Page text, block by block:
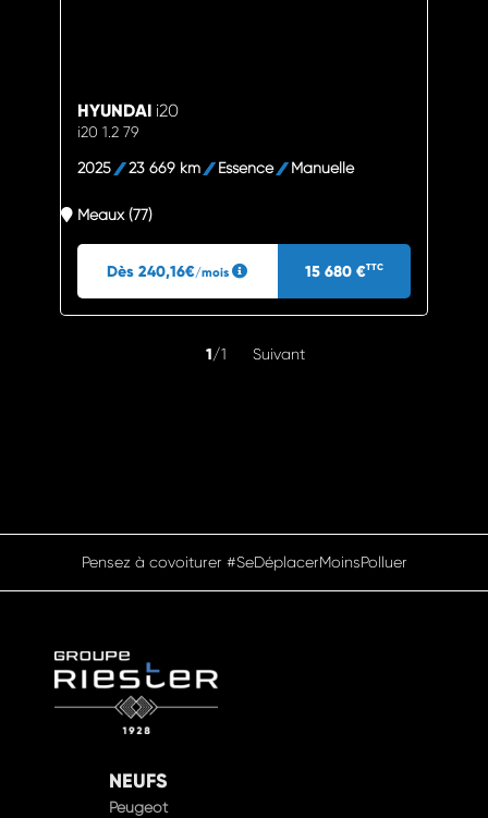
HYUNDAI i20
i20 1.2 79
2025 23 669 km Essence Manuelle
Meaux (77)
Dès 240,16€/mois 15 680 €TTC
1/1 Suivant
Pensez à covoiturer #SeDéplacerMoinsPolluer
NEUFS
Peugeot